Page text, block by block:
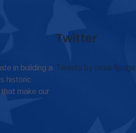
in building a
historic
make our
Twitter
Tweets by omar4judge